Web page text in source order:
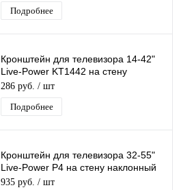
Подробнее
Кронштейн для телевизора 14-42"
Live-Power KT1442 на стену
наклонный для ТВ/Монитора до
25кг
286 руб. / шт
Подробнее
Кронштейн для телевизора 32-55"
Live-Power P4 на стену наклонный
поворотный для ТВ/Монитора
935 руб. / шт